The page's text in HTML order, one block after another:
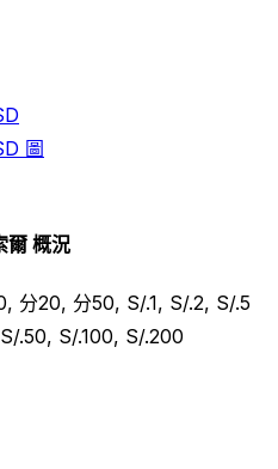
圖
爾 概況
分20, 分50, S/.1, S/.2, S/.5
.50, S/.100, S/.200